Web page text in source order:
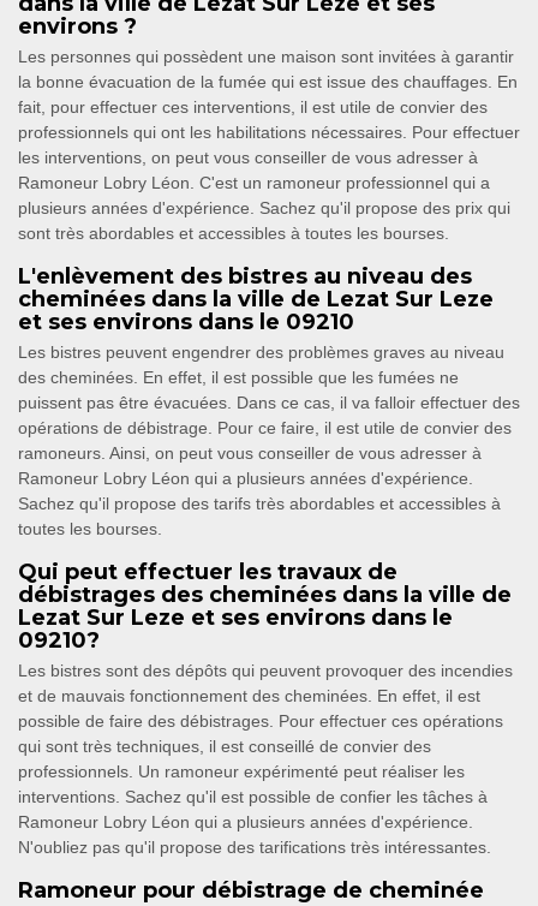
environs ?
Les personnes qui possèdent une maison sont invitées à garantir
la bonne évacuation de la fumée qui est issue des chauffages. En
fait, pour effectuer ces interventions, il est utile de convier des
professionnels qui ont les habilitations nécessaires. Pour effectuer
les interventions, on peut vous conseiller de vous adresser à
Ramoneur Lobry Léon. C'est un ramoneur professionnel qui a
plusieurs années d'expérience. Sachez qu'il propose des prix qui
sont très abordables et accessibles à toutes les bourses.
L'enlèvement des bistres au niveau des
cheminées dans la ville de Lezat Sur Leze
et ses environs dans le 09210
Les bistres peuvent engendrer des problèmes graves au niveau
des cheminées. En effet, il est possible que les fumées ne
puissent pas être évacuées. Dans ce cas, il va falloir effectuer des
opérations de débistrage. Pour ce faire, il est utile de convier des
ramoneurs. Ainsi, on peut vous conseiller de vous adresser à
Ramoneur Lobry Léon qui a plusieurs années d'expérience.
Sachez qu'il propose des tarifs très abordables et accessibles à
toutes les bourses.
Qui peut effectuer les travaux de
débistrages des cheminées dans la ville de
Lezat Sur Leze et ses environs dans le
09210?
Les bistres sont des dépôts qui peuvent provoquer des incendies
et de mauvais fonctionnement des cheminées. En effet, il est
possible de faire des débistrages. Pour effectuer ces opérations
qui sont très techniques, il est conseillé de convier des
professionnels. Un ramoneur expérimenté peut réaliser les
interventions. Sachez qu'il est possible de confier les tâches à
Ramoneur Lobry Léon qui a plusieurs années d'expérience.
N'oubliez pas qu'il propose des tarifications très intéressantes.
Ramoneur pour débistrage de cheminée